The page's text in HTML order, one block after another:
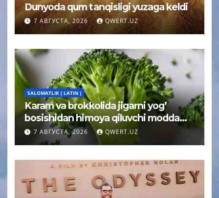
Dunyoda qum tanqisligi yuzaga keldi
7 АВГУСТА, 2026 QWERT.UZ
SALOMATLIK ( LATIN )
Karam va brokkolida jigarni yog’
bosishidan himoya qiluvchi modda
topildi
7 АВГУСТА, 2026 QWERT.UZ